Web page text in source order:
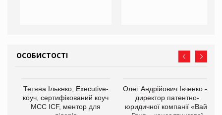
ОСОБИСТОСТІ
Тетяна Ільєнко, Executive-
коуч, сертифікований коуч
МСС ICF, ментор для
Олег Андрійович Івченко —
директор патентно-
юридичної компанії «Вайз